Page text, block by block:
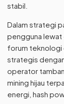
stabil.
Dalam strategi
pengguna lewat
forum teknologi
strategis
operator
mining hijau
energi, hash